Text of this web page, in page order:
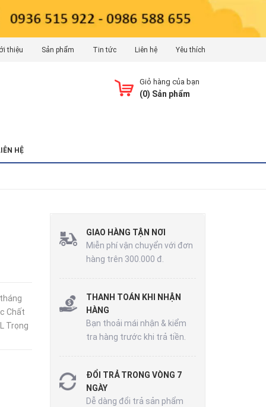
thiệu Sản phẩm Tin tức Liên hệ Yêu thích
Giỏ hàng của bạn
(0) Sản phẩm
HỆ
Chất
Trọng
GIAO HÀNG TẬN NƠI
Miễn phí vận chuyển với đơn
hàng trên 300.000 đ.
THANH TOÁN KHI NHẬN
HÀNG
Bạn thoải mái nhận & kiểm
tra hàng trước khi trả tiền.
ĐỔI TRẢ TRONG VÒNG 7
NGÀY
Dễ dàng đổi trả sản phẩm